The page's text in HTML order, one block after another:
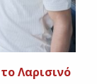
Λαρισινό